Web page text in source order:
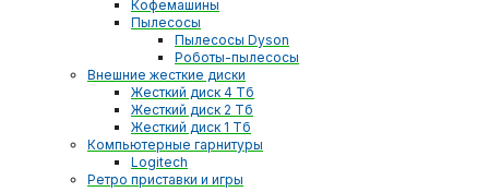
Кофемашины
Пылесосы
Пылесосы Dyson
Роботы-пылесосы
Внешние жесткие диски
Жесткий диск 4 Тб
Жесткий диск 2 Тб
Жесткий диск 1 Тб
Компьютерные гарнитуры
Logitech
Ретро приставки и игры